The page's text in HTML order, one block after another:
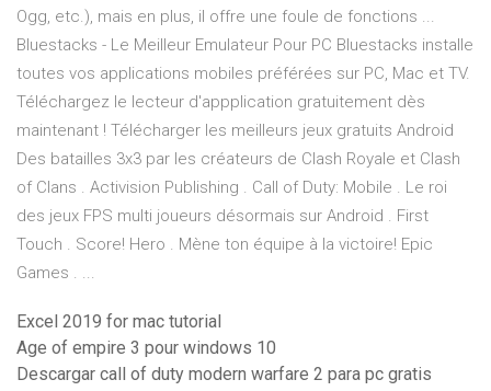
Ogg, etc.), mais en plus, il offre une foule de fonctions ...
Bluestacks - Le Meilleur Emulateur Pour PC Bluestacks installe
toutes vos applications mobiles préférées sur PC, Mac et TV.
Téléchargez le lecteur d'appplication gratuitement dès
maintenant ! Télécharger les meilleurs jeux gratuits Android
Des batailles 3x3 par les créateurs de Clash Royale et Clash
of Clans . Activision Publishing . Call of Duty: Mobile . Le roi
des jeux FPS multi joueurs désormais sur Android . First
Touch . Score! Hero . Mène ton équipe à la victoire! Epic
Games . ...
Excel 2019 for mac tutorial
Age of empire 3 pour windows 10
Descargar call of duty modern warfare 2 para pc gratis